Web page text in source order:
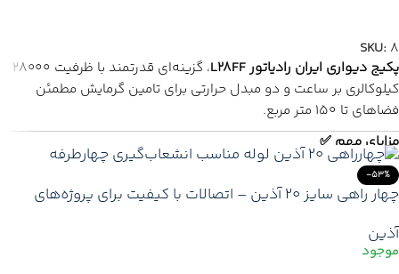
SKU: 8
پکیج دیواری ایران رادیاتور L28FF
، گزینه‌ای قدرتمند با ظرفیت ۲۸۰۰۰
کیلوکالری بر ساعت و دو مبدل حرارتی برای تامین گرمایش مطمئن
فضاهای تا ۱۵۰ متر مربع.
مزایای مهم ✅
✅ ظرفیت حرارتی مناسب
✅ دو مبدل حرارتی
✅ مجهز به فن تخلیه دود
✅ مناسب فضاهای متوسط
-53%
چهار راهی سایز 20 آذین – اتصالات با کیفیت برای پروژه‌های
آذین